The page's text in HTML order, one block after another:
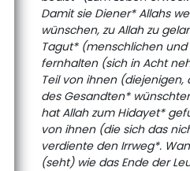
Damit sie Diener* Allahs
wünschen, zu Allah zu
Tagut* (menschlichen
fernhalten (sich in Acht
Teil von ihnen (diejenigen,
des Gesandten*
hat Allah zum Hidayet*
von ihnen (die sich das
verdiente den Irrweg*.
(seht) wie das Ende der